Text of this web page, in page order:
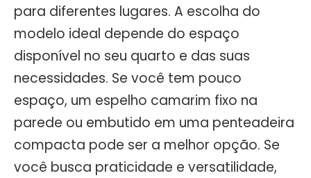
para diferentes lugares. A escolha do
modelo ideal depende do espaço
disponível no seu quarto e das suas
necessidades. Se você tem pouco
espaço, um espelho camarim fixo na
parede ou embutido em uma penteadeira
compacta pode ser a melhor opção. Se
você busca praticidade e versatilidade,